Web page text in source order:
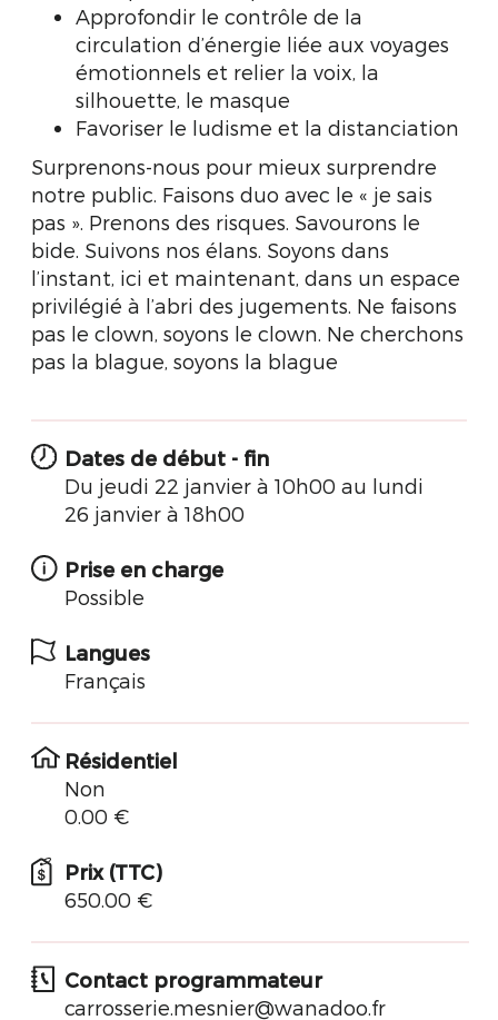
Approfondir le contrôle de la
circulation d’énergie liée aux voyages
émotionnels et relier la voix, la
silhouette, le masque
Favoriser le ludisme et la distanciation
Surprenons-nous pour mieux surprendre
notre public. Faisons duo avec le « je sais
pas ». Prenons des risques. Savourons le
bide. Suivons nos élans. Soyons dans
l’instant, ici et maintenant, dans un espace
privilégié à l’abri des jugements. Ne faisons
pas le clown, soyons le clown. Ne cherchons
pas la blague, soyons la blague
Dates de début - fin
Du jeudi 22 janvier à 10h00 au lundi
26 janvier à 18h00
Prise en charge
Possible
Langues
Français
Résidentiel
Non
0.00 €
Prix (TTC)
650.00 €
Contact programmateur
carrosserie.mesnier@wanadoo.fr